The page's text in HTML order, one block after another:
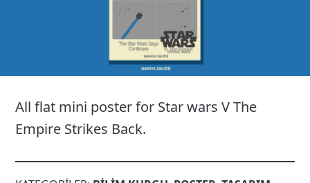
All flat mini poster for Star wars V The
Empire Strikes Back.